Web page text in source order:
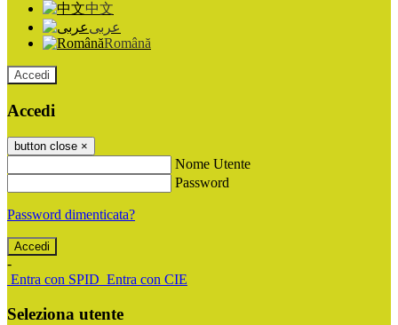
中文
عربى
Română
Accedi
Accedi
button close ×
Nome Utente
Password
Password dimenticata?
-
Entra con SPID Entra con CIE
Seleziona utente